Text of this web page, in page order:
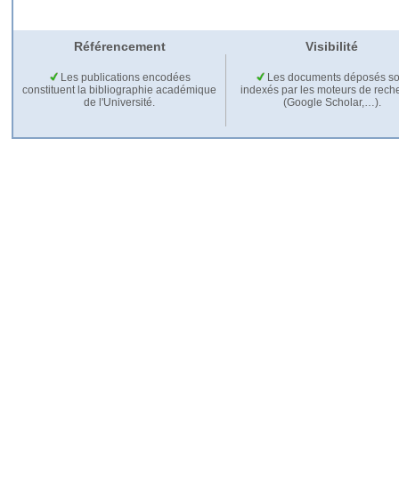
Référencement Visibilité
Les publications encodées
constituent la bibliographie académique
de l'Université.
Les documents déposés
indexés par les moteurs de
(Google Scholar,…).